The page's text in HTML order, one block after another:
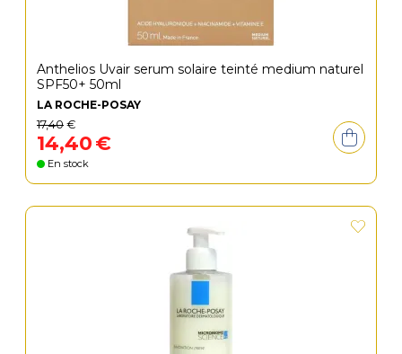
Anthelios Uvair serum solaire teinté medium naturel
SPF50+ 50ml
LA ROCHE-POSAY
17,40€
14,40€
En stock